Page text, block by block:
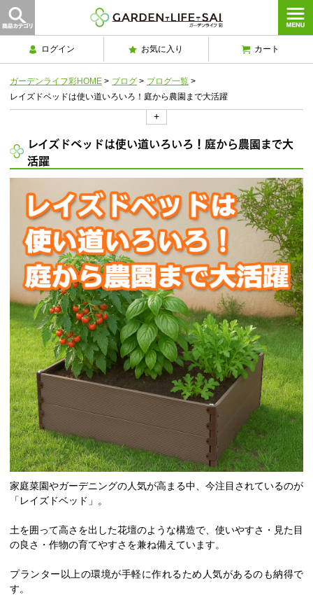
ログイン お気に入り カート
ガーデンライフ彩HOME > ブログ > ブログ一覧 >
レイズドベッドは使い道いろいろ！庭から農園まで大活躍
+
レイズドベッドは使い道いろいろ！庭から農園まで大
活躍
家庭菜園やガーデニングの人気が高まる中、今注目されているのが
「レイズドベッド」。
土を囲って高さを出した花壇のような構造で、使いやすさ・見た目
の良さ・作物の育てやすさを兼ね備えています。
プランター以上の環境が手軽に作れるため人気があるのも納得で
す。